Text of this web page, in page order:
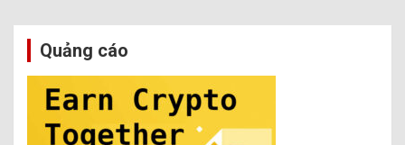
Quảng cáo